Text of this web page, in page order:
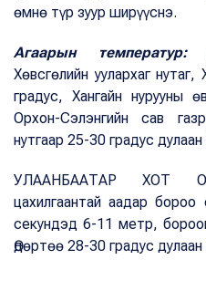
өмнө түр зуур ширүүснэ.
Агаарын температур:
Хөвсгөлийн уулархаг
градус, Хангайн нурууны
Орхон-Сэлэнгийн сав
нутгаар 25-30 градус дулаан
УЛААНБААТАР ХОТ
цахилгаантай аадар
секундэд 6-11 метр,
Өдөртөө 28-30 градус дулаан